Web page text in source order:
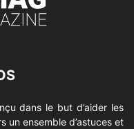
dans le but d’aider les
un ensemble d’astuces et